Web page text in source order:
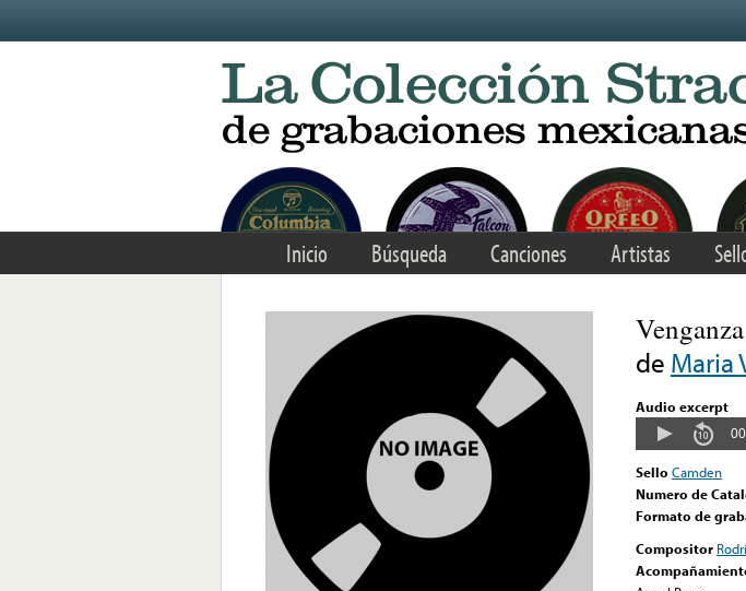
Inicio Búsqueda Canciones Artistas
Venganza
de Maria
Audio excerpt
Sello Camden
Numero de
Formato de
Compositor